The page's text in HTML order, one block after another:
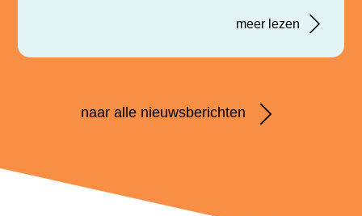
meer lezen
naar alle nieuwsberichten